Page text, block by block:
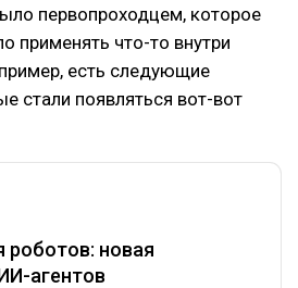
первопроходцем, которое
применять что-то внутри
есть следующие
стали появляться вот-вот
роботов: новая
агентов